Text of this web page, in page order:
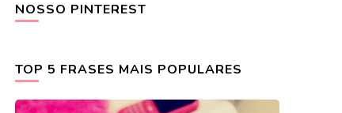
NOSSO PINTEREST
TOP 5 FRASES MAIS POPULARES